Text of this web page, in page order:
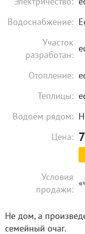
Водоснабжение:
Участок
разработан:
Отопление:
Теплицы:
Водоём рядом:
Цена:
Условия
продажи:
Не дом, а
семейный очаг.